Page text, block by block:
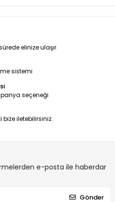
elinize ulaşır.
sistemi
seçeneği
bize iletebilirsiniz.
e-posta ile haberdar
Gönder